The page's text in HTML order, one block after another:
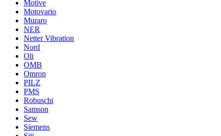
Motive
Motovario
Muraro
NER
Netter Vibration
Nord
Oli
OMB
Omron
PILZ
PMS
Robuschi
Samson
Sew
Siemens